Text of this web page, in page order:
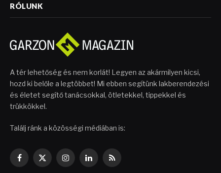
RÓLUNK
A tér lehetőség és nem korlát! Legyen az akármilyen kicsi,
hozd ki belőle a legtöbbet! Mi ebben segítünk lakberendezési
és életet segítő tanácsokkal, ötletekkel, tippekkel és
trükkökkel.
Találj ránk a közösségi médiában is:
Facebook
X
InstagramLinkedInRSS